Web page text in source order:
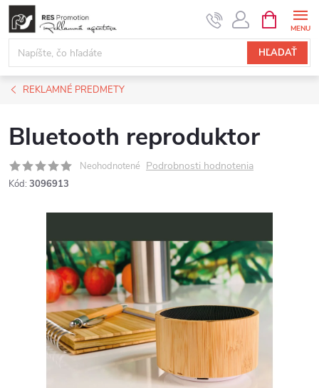
Prejsť
obsah
HĽADAŤ
KOŠÍK
REKLAMNÉ PREDMETY
Bluetooth reproduktor
Neohodnotené Podrobnosti hodnotenia
Kód: 3096913